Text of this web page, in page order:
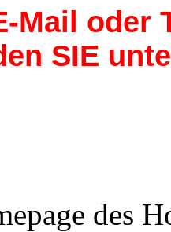
Mail oder
SIE
des